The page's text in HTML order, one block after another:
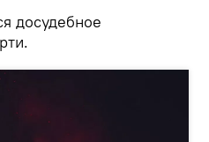
досудебное